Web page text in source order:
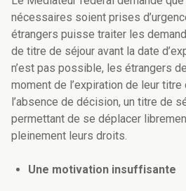
nécessaires soient prises
étrangers puisse traiter les
de titre de séjour avant la date
n’est pas possible, les étrangers
moment de l’expiration de leur titre
l’absence de décision, un titre de
permettant de se déplacer
pleinement leurs droits.
Une motivation insuffisante